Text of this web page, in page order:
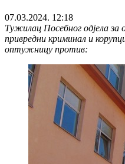
07.03.2024. 12:18
Тужилац Посебног одјела за
привредни криминал и
оптужницу против: